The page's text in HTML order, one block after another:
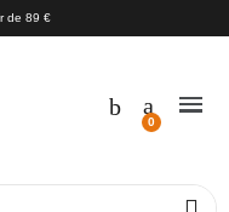
de 89 €